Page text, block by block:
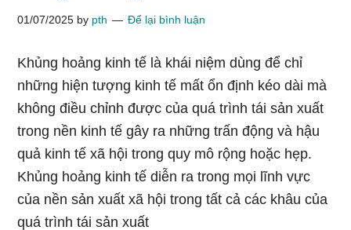
01/07/2025 by pth Để lại bình luận
Khủng hoảng kinh tế là khái niệm dùng để chỉ
những hiện tượng kinh tế mất ổn định kéo dài mà
không điều chỉnh được của quá trình tái sản xuất
trong nền kinh tế gây ra những trấn động và hậu
quả kinh tế xã hội trong quy mô rộng hoặc hẹp.
Khủng hoảng kinh tế diễn ra trong mọi lĩnh vực
của nền sản xuất xã hội trong tất cả các khâu của
quá trình tái sản xuất